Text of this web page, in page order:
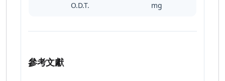
O.D.T.
mg
參考文獻